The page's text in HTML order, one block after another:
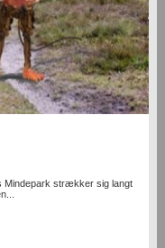
Mindepark strækker sig langt